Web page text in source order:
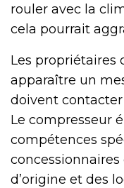
rouler avec la
cela pourrait
Les propriétaires
apparaître un
doivent contacter
Le compresseur
compétences
d’origine et des